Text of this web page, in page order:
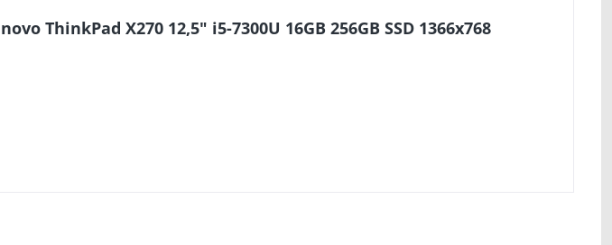
ThinkPad X270 12,5" i5-7300U 16GB 256GB SSD 1366x768